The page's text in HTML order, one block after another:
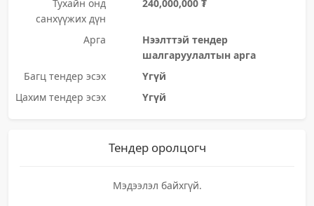
Тухайн онд
санхүүжих дүн
240,000,000 ₮
Арга
Нээлттэй тендер
шалгаруулалтын арга
Багц тендер эсэх
Үгүй
Цахим тендер эсэх
Үгүй
Тендер оролцогч
Мэдээлэл байхгүй.